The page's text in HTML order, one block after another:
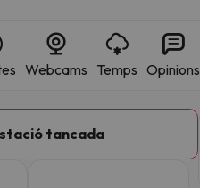
Webcams Temps Opinions
tancada